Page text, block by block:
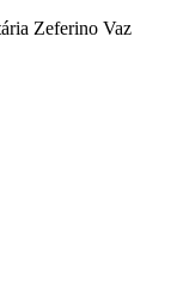
Zeferino Vaz